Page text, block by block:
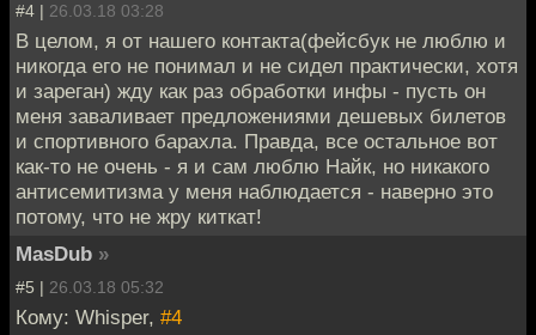
#4 | 26.03.18 03:28
В целом, я от нашего контакта(фейсбук не люблю и
никогда его не понимал и не сидел практически, хотя
и зареган) жду как раз обработки инфы - пусть он
меня заваливает предложениями дешевых билетов
и спортивного барахла. Правда, все остальное вот
как-то не очень - я и сам люблю Найк, но никакого
антисемитизма у меня наблюдается - наверно это
потому, что не жру киткат!
MasDub »
#5 | 26.03.18 05:32
Кому: Whisper, #4